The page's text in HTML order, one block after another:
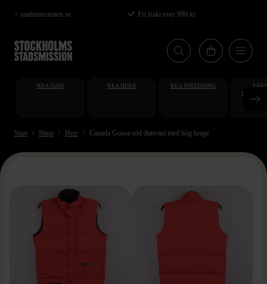
Hoppa
till
huvudinnehåll
< stadsmissionen.se Fri frakt över 990 kr
REA DAM REA HERR REA INREDNING
Start Shop Herr Canada Goose röd dunväst med hög krage